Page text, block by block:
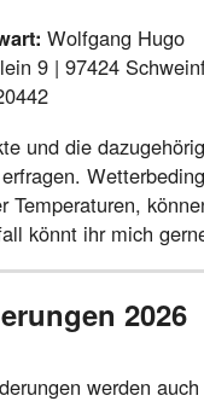
Wolfgang Hugo
9 | 97424
und die
Temperaturen,
könnt ihr mich
2026
werden